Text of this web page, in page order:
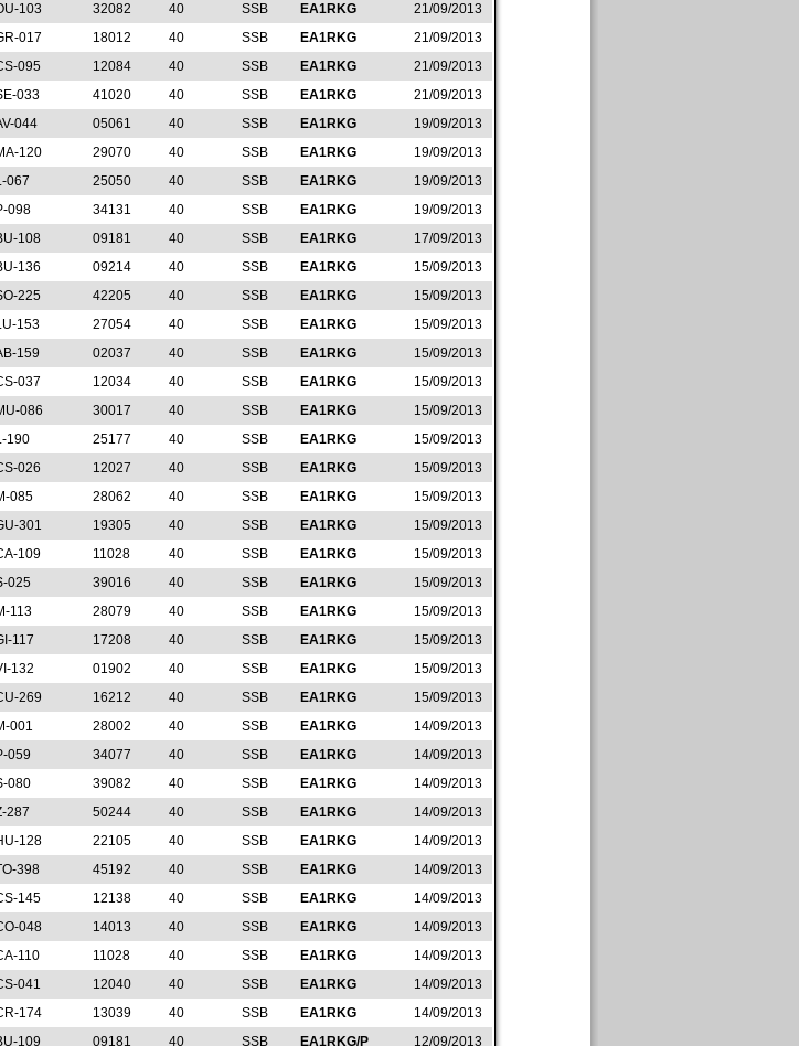
103 32082 40 SSB EA1RKG
21/09/2013
017 18012 40 SSB EA1RKG
21/09/2013
095 12084 40 SSB EA1RKG
21/09/2013
033 41020 40 SSB EA1RKG
21/09/2013
044 05061 40 SSB EA1RKG
19/09/2013
120 29070 40 SSB EA1RKG
19/09/2013
067 25050 40 SSB EA1RKG
19/09/2013
098 34131 40 SSB EA1RKG
19/09/2013
108 09181 40 SSB EA1RKG
17/09/2013
136 09214 40 SSB EA1RKG
15/09/2013
225 42205 40 SSB EA1RKG
15/09/2013
153 27054 40 SSB EA1RKG
15/09/2013
159 02037 40 SSB EA1RKG
15/09/2013
037 12034 40 SSB EA1RKG
15/09/2013
086 30017 40 SSB EA1RKG
15/09/2013
190 25177 40 SSB EA1RKG
15/09/2013
026 12027 40 SSB EA1RKG
15/09/2013
085 28062 40 SSB EA1RKG
15/09/2013
301 19305 40 SSB EA1RKG
15/09/2013
109 11028 40 SSB EA1RKG
15/09/2013
025 39016 40 SSB EA1RKG
15/09/2013
113 28079 40 SSB EA1RKG
15/09/2013
117 17208 40 SSB EA1RKG
15/09/2013
132 01902 40 SSB EA1RKG
15/09/2013
269 16212 40 SSB EA1RKG
15/09/2013
001 28002 40 SSB EA1RKG
14/09/2013
059 34077 40 SSB EA1RKG
14/09/2013
080 39082 40 SSB EA1RKG
14/09/2013
287 50244 40 SSB EA1RKG
14/09/2013
128 22105 40 SSB EA1RKG
14/09/2013
398 45192 40 SSB EA1RKG
14/09/2013
145 12138 40 SSB EA1RKG
14/09/2013
048 14013 40 SSB EA1RKG
14/09/2013
110 11028 40 SSB EA1RKG
14/09/2013
041 12040 40 SSB EA1RKG
14/09/2013
174 13039 40 SSB EA1RKG
14/09/2013
109 09181 40 SSB EA1RKG/P 12/09/2013